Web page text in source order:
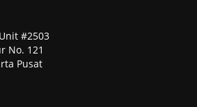
#2503
No. 121
Pusat